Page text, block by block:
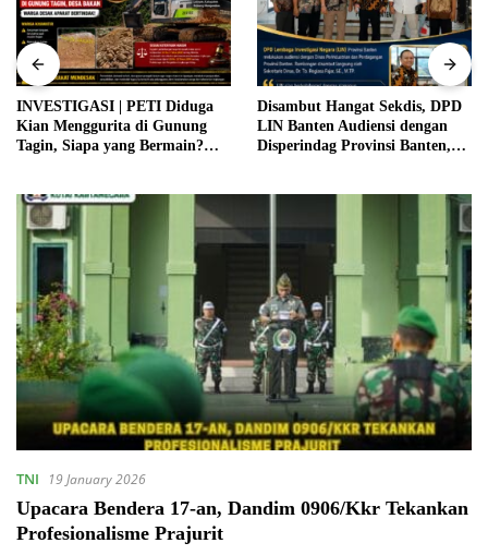
INVESTIGASI | PETI Diduga
Kian Menggurita di Gunung
Tagin, Siapa yang Bermain?
Disambut Hangat Sekdis, DPD
LIN Banten Audiensi dengan
Disperindag Provinsi Banten,
TNI 19 January 2026
Upacara Bendera 17-an, Dandim 0906/Kkr Tekankan
Profesionalisme Prajurit